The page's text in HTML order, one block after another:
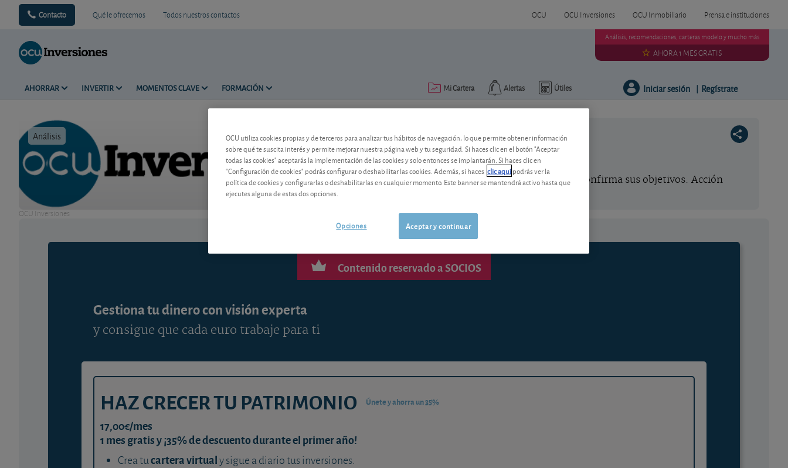
Contacto Qué le ofrecemos Todos nuestros contactos OCU OCU Inversiones OCU Inmobiliario Prensa e instituciones
AHORRAR INVERTIR MOMENTOS CLAVE FORMACIÓN Útiles
Alertas
Mi Cartera
Análisis, recomendaciones, carteras modelo y mucho más
AHORA 1 MES GRATIS
Iniciar sesión | Regístrate
Análisis Tiempo de lectura: 1 min.
OCU Inversiones
Logica
Las ventas vuelven a crecer y la compañía británica confirma sus objetivos. Acción
Contenido reservado a SOCIOS
Gestiona tu dinero con visión experta
y consigue que cada euro trabaje para ti
HAZ CRECER TU PATRIMONIO Únete y ahorra un 35%
17,00€/mes
1 mes gratis y ¡35% de descuento durante el primer año!
Crea tucartera virtualy sigue a diario tus inversiones.
OCU utiliza cookies propias y de terceros para analizar tus hábitos de navegación, lo que permite obtener información
sobre qué te suscita interés y permite mejorar nuestra página web y tu seguridad. Si haces clic en el botón "Aceptar
todas las cookies" aceptarás la implementación de las cookies y solo entonces se implantarán. Si haces clic en
"Configuración de cookies" podrás configurar o deshabilitar las cookies. Además, si haces clic aquípodrás ver la
política de cookies y configurarlas o deshabilitarlas en cualquier momento. Este banner se mantendrá activo hasta que
ejecutes alguna de estas dos opciones.
Aceptar y continuar
Opciones